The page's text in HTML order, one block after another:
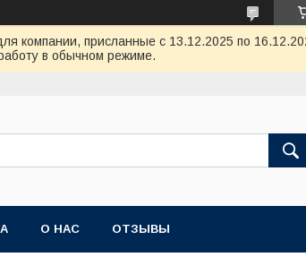
компании, присланные с 13.12.2025 по
в обычном режиме.
О НАС ОТЗЫВЫ